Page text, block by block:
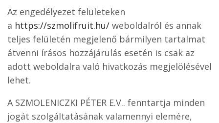
Az engedélyezet felületeken
a https://szmolifruit.hu/ weboldalról és annak
teljes felületén megjelenő bármilyen tartalmat
átvenni írásos hozzájárulás esetén is csak az
adott weboldalra való hivatkozás megjelölésével
lehet.
A SZMOLENICZKI PÉTER E.V.. fenntartja minden
jogát szolgáltatásának valamennyi elemére,